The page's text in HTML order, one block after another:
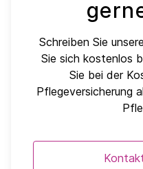
Schreiben Sie
Sie sich kostenlos
Sie bei der
Pflegeversicherung